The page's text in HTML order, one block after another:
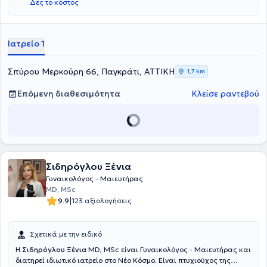
εδάφους και της Ελληνικής Εταιρείας Κολποσκόπησης και
Παθολογίας Τραχήλου.
Δες το κόστος
Ιατρείο 1
Σπύρου Μερκούρη 66, Παγκράτι, ΑΤΤΙΚΗ 1,7 km
Επόμενη διαθεσιμότητα Κλείσε ραντεβού
Σιδηρόγλου Ξένια
Γυναικολόγος - Μαιευτήρας
MD, MSc
9.9|123 αξιολογήσεις
Σχετικά με την ειδικό
Η Σιδηρόγλου Ξένια MD, MSc είναι Γυναικολόγος - Μαιευτήρας και
διατηρεί ιδιωτικό ιατρείο στο Νέο Κόσμο. Είναι πτυχιούχος της